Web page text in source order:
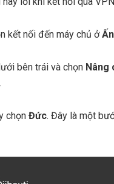
kết nối đến máy chủ ở
bên trái và chọn Nâng
chọn Đức. Đây là một